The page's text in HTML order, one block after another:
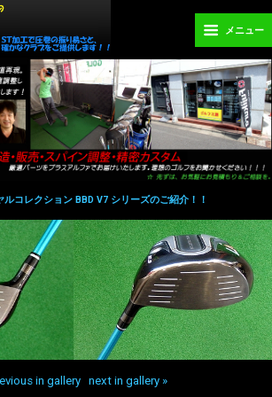
メニュー
コレクション BBD V7 シリーズのご紹介！！
in gallery next in gallery »